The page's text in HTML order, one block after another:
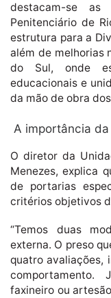
destacam-se
Penitenciário de
estrutura para a
além de melhorias
do Sul, onde
educacionais e
da mão de obra
A importância
O diretor da
Menezes, explica
de portarias
critérios objetivos
“Temos duas
externa. O preso
quatro avaliações,
faxineiro ou